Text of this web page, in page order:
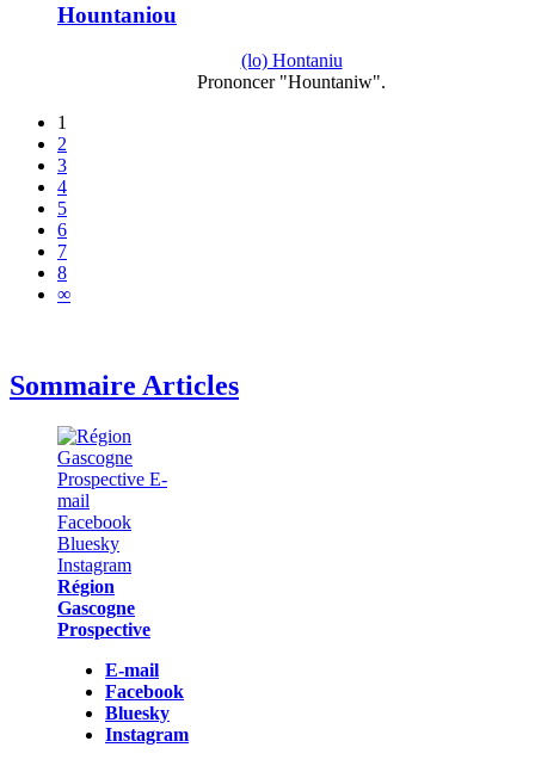
Hountaniou
(lo) Hontaniu
Prononcer "Hountaniw".
1
2
3
4
5
6
7
8
∞
Sommaire Articles
Région
Gascogne
Prospective
E-mail
Facebook
Bluesky
Instagram